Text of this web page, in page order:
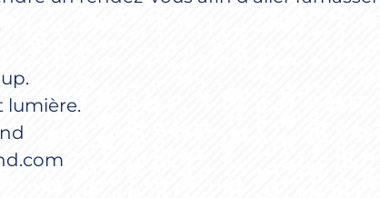
lumière.